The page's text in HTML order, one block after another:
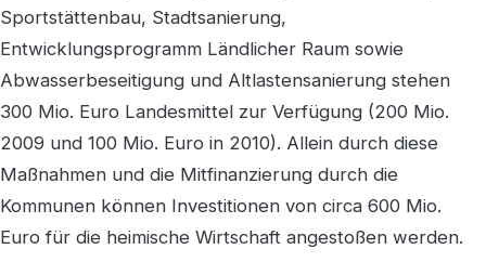
Sportstättenbau, Stadtsanierung,
Entwicklungsprogramm Ländlicher Raum sowie
Abwasserbeseitigung und Altlastensanierung stehen
300 Mio. Euro Landesmittel zur Verfügung (200 Mio.
2009 und 100 Mio. Euro in 2010). Allein durch diese
Maßnahmen und die Mitfinanzierung durch die
Kommunen können Investitionen von circa 600 Mio.
Euro für die heimische Wirtschaft angestoßen werden.